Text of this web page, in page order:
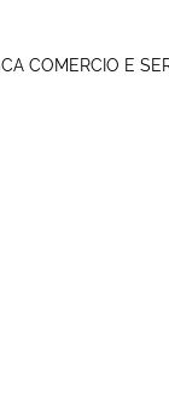
COMERCIO E